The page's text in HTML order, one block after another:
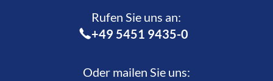
Rufen Sie uns an:­
+49 5451 9435-0
Oder mailen Sie uns: